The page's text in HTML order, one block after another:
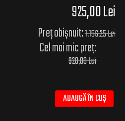
925,00 Lei
Preț obișnuit:1.156,25 Lei
Cel mai mic preț:
920,00 Lei
ADAUGĂ ÎN COȘ